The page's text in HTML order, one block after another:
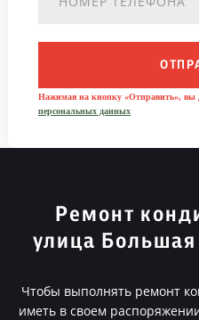
Нажимая на кнопку «Отправить», вы
персональных данных
Ремонт
улица Большая
Чтобы выполнять ремонт
иметь в своем